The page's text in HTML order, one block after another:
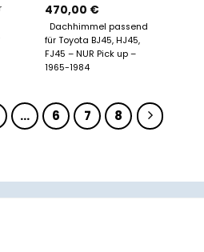
470,00 €
Dachhimmel passend
für Toyota BJ45, HJ45,
FJ45 – NUR Pick up –
1965-1984
… 6 7 8